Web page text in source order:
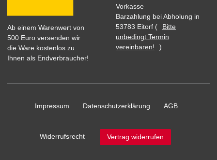
Ab einem Warenwert von
500 Euro versenden wir
die Ware kostenlos zu
Ihnen als Endverbraucher!
Vorkasse
Barzahlung bei Abholung in
53783 Eitorf (
Bitte
unbedingt Termin
vereinbaren!
)
Impressum Daten­schutz­erklärung AGB
Widerrufs­recht Vertrag widerrufen